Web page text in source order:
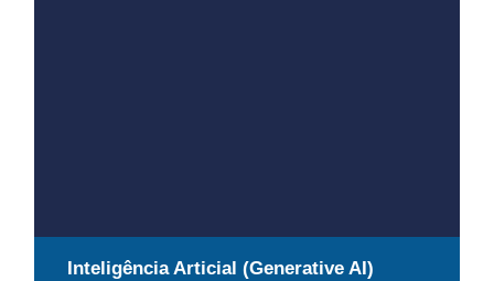
Inteligência Articial (Generative AI)